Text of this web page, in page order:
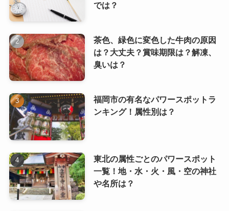
では？
茶色、緑色に変色した牛肉の原因
は？大丈夫？賞味期限は？解凍、
臭いは？
福岡市の有名なパワースポットラ
ンキング！属性別は？
東北の属性ごとのパワースポット
一覧！地・水・火・風・空の神社
や名所は？